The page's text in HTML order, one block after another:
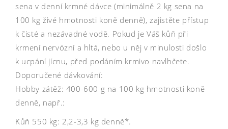
sena v denní krmné dávce (minimálně 2 kg sena na
100 kg živé hmotnosti koně denně), zajistěte přístup
k čisté a nezávadné vodě. Pokud je Váš kůň při
krmení nervózní a hltá, nebo u něj v minulosti došlo
k ucpání jícnu, před podáním krmivo navlhčete.
Doporučené dávkování:
Hobby zátěž: 400-600 g na 100 kg hmotnosti koně
denně, např.:
Kůň 550 kg: 2,2-3,3 kg denně*.